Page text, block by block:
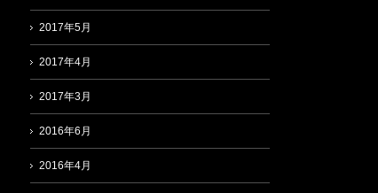
2017年5月
2017年4月
2017年3月
2016年6月
2016年4月